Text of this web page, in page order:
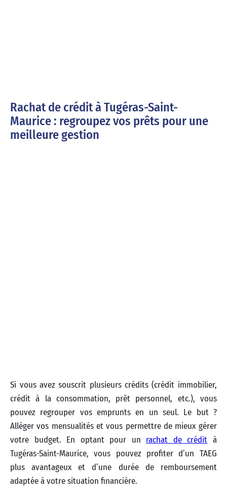
Rachat de crédit à Tugéras-Saint-
Maurice : regroupez vos prêts pour une
meilleure gestion
Si vous avez souscrit plusieurs crédits (crédit immobilier,
crédit à la consommation, prêt personnel, etc.), vous
pouvez regrouper vos emprunts en un seul. Le but ?
Alléger vos mensualités et vous permettre de mieux gérer
votre budget. En optant pour un rachat de crédit à
Tugéras-Saint-Maurice, vous pouvez profiter d’un TAEG
plus avantageux et d’une durée de remboursement
adaptée à votre situation financière.